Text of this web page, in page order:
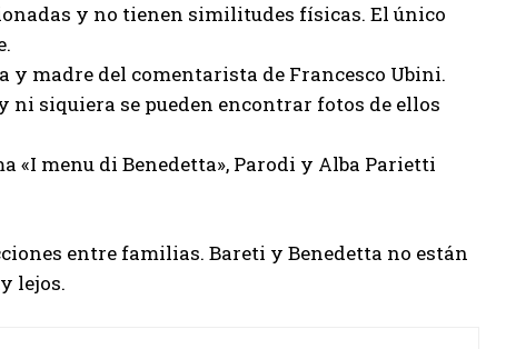
y no tienen similitudes físicas. El único
y madre del comentarista de Francesco Ubini.
ni siquiera se pueden encontrar fotos de ellos
«I menu di Benedetta», Parodi y Alba Parietti
entre familias. Bareti y Benedetta no están
lejos.